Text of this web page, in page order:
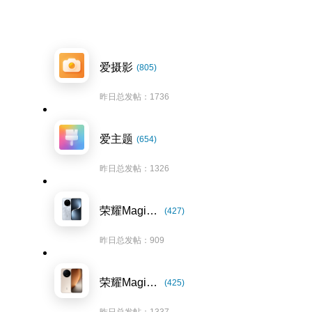
爱摄影 (805)
昨日总发帖：1736
爱主题 (654)
昨日总发帖：1326
荣耀Magic7系列 (427)
昨日总发帖：909
荣耀Magic8系列 (425)